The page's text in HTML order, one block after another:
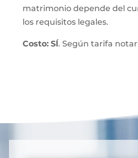
matrimonio depende del
los requisitos legales.
Costo: SÍ. Según tarifa